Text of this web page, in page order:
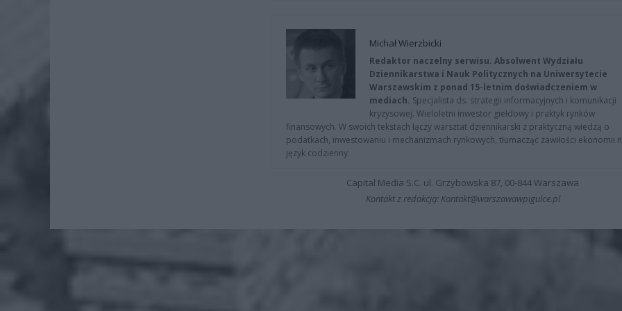
Michał Wierzbicki
Redaktor naczelny serwisu. Absolwent Wydziału
Dziennikarstwa i Nauk Politycznych na Uniwersytecie
Warszawskim z ponad 15-letnim doświadczeniem w
mediach. Specjalista ds. strategii informacyjnych i komunikacji
kryzysowej. Wieloletni inwestor giełdowy i praktyk rynków
finansowych. W swoich tekstach łączy warsztat dziennikarski z praktyczną wiedzą o
podatkach, inwestowaniu i mechanizmach rynkowych, tłumacząc zawiłości ekonomii
język codzienny.
Capital Media S.C. ul. Grzybowska 87, 00-844 Warszawa
Kontakt z redakcją: Kontakt@warszawawpigulce.pl